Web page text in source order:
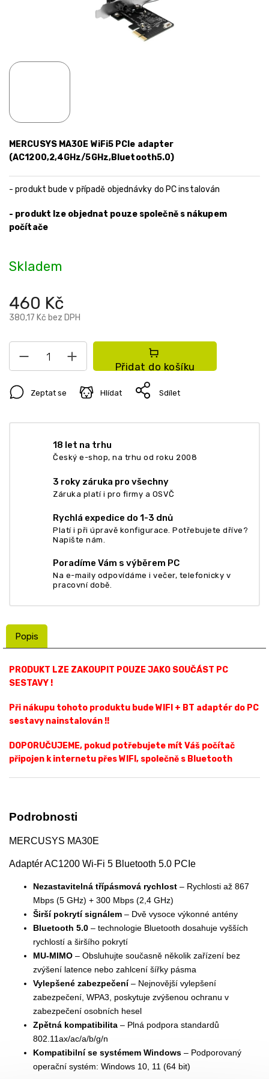
460 Kč
380,17 Kč bez DPH
Skladem
Přidat do košíku
MERCUSYS MA30E WiFi5 PCIe adapter
(AC1200,2,4GHz/5GHz,Bluetooth5.0)
- produkt bude v případě objednávky do PC instalován
- produkt lze objednat pouze společně s nákupem
počítače
Zeptat se Hlídat Sdílet
18 let na trhu
Český e-shop, na trhu od roku 2008
3 roky záruka pro všechny
Záruka platí i pro firmy a OSVČ
Rychlá expedice do 1-3 dnů
Platí i při úpravě konfigurace. Potřebujete dříve?
Napište nám.
Poradíme Vám s výběrem PC
Na e-maily odpovídáme i večer, telefonicky v
pracovní době.
Popis
PRODUKT LZE ZAKOUPIT POUZE JAKO SOUČÁST PC
SESTAVY !
Při nákupu tohoto produktu bude WIFI + BT adaptér do PC
sestavy nainstalován !!
DOPORUČUJEME, pokud potřebujete mít Váš počítač
připojen k internetu přes WIFI, společně s Bluetooth
Podrobnosti
MERCUSYS MA30E
Adaptér AC1200 Wi-Fi 5 Bluetooth 5.0 PCIe
Nezastavitelná třípásmová rychlost – Rychlosti až 867
Mbps (5 GHz) + 300 Mbps (2,4 GHz)
Širší pokrytí signálem – Dvě vysoce výkonné antény
Bluetooth 5.0 – technologie Bluetooth dosahuje vyšších
rychlostí a širšího pokrytí
MU-MIMO – Obsluhujte současně několik zařízení bez
zvýšení latence nebo zahlcení šířky pásma
Vylepšené zabezpečení– Nejnovější vylepšení
zabezpečení, WPA3, poskytuje zvýšenou ochranu v
zabezpečení osobních hesel
Zpětná kompatibilita – Plná podpora standardů
802.11ax/ac/a/b/g/n
Kompatibilní se systémem Windows – Podporovaný
operační systém: Windows 10, 11 (64 bit)